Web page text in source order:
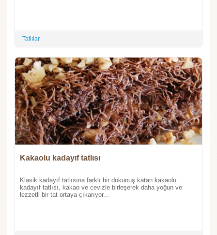
Tatlılar
Kakaolu kadayıf tatlısı
Klasik kadayıf tatlısına farklı bir dokunuş katan kakaolu
kadayıf tatlısı, kakao ve cevizle birleşerek daha yoğun ve
lezzetli bir tat ortaya çıkarıyor...